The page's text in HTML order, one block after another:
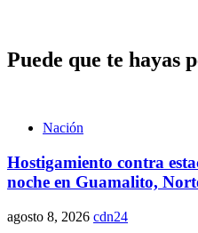
Puede que te hayas
Nación
Hostigamiento contra
noche en Guamalito,
agosto 8, 2026 cdn24